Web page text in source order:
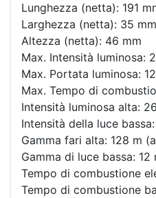
Lunghezza (netta): 191
Larghezza (netta): 35 mm
Altezza (netta): 46 mm
Max. Intensità luminosa:
Max. Portata luminosa:
Max. Tempo di
Intensità luminosa alta:
Intensità della luce
Gamma fari alta: 128 m
Gamma di luce bassa: 12
Tempo di combustione
Tempo di combustione